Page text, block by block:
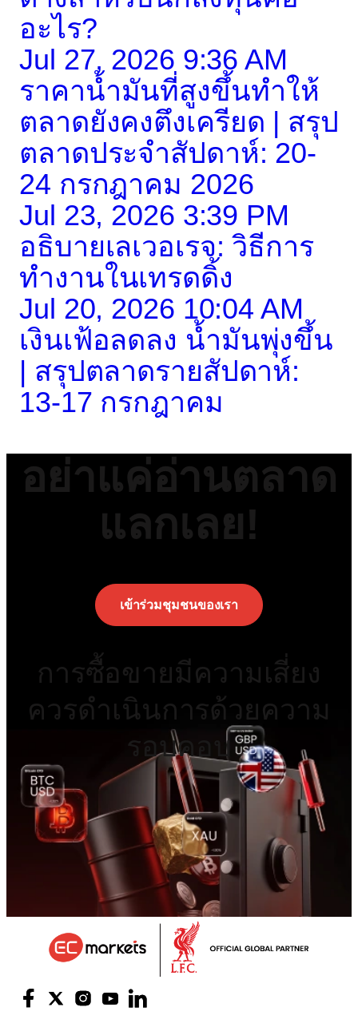
อะไร?
Jul 27, 2026 9:36 AM
ราคาน้ำมันที่สูงขึ้นทำให้
ตลาดยังคงตึงเครียด | สรุป
ตลาดประจำสัปดาห์: 20-
24 กรกฎาคม 2026
Jul 23, 2026 3:39 PM
อธิบายเลเวอเรจ: วิธีการ
ทำงานในเทรดดิ้ง
Jul 20, 2026 10:04 AM
เงินเฟ้อลดลง น้ำมันพุ่งขึ้น
| สรุปตลาดรายสัปดาห์:
13-17 กรกฎาคม
อย่าแค่อ่านตลาด
แลกเลย!
เข้าร่วมชุมชนของเรา
การซื้อขายมีความเสี่ยง
ควรดำเนินการด้วยความ
รอบคอบ